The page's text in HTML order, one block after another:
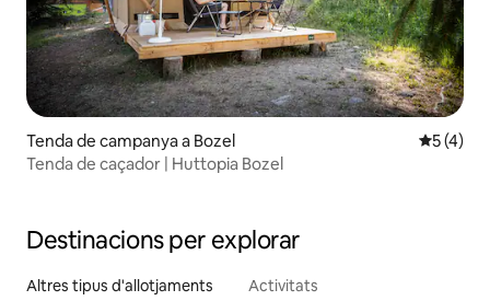
Tenda de campanya a Bozel 5 de
5 (4)
Tenda de caçador | Huttopia Bozel
Destinacions per explorar
Altres tipus d'allotjaments Activitats